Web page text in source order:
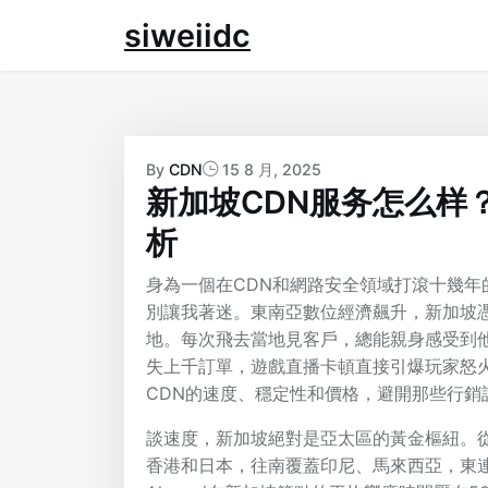
siweiidc
By CDN 15 8 月, 2025
新加坡CDN服务怎么样
析
身為一個在CDN和網路安全領域打滾十幾
別讓我著迷。東南亞數位經濟飆升，新加
地。每次飛去當地見客戶，總能親身感受
失上千訂單，遊戲直播卡頓直接引爆玩家
CDN的速度、穩定性和價格，避開那些行銷
談速度，新加坡絕對是亞太區的黃金樞紐
香港和日本，往南覆蓋印尼、馬來西亞，